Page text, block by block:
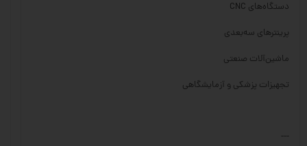
دستگاه‌های CNC
پرینترهای سه‌بعدی
ماشین‌آلات صنعتی
تجهیزات پزشکی و آزمایشگاهی
---